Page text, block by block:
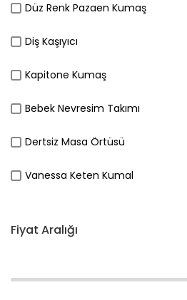
Düz Renk Pazaen Kumaş
Diş Kaşıyıcı
Kapitone Kumaş
Bebek Nevresim Takımı
Dertsiz Masa Örtüsü
Vanessa Keten Kumal
Fiyat Aralığı